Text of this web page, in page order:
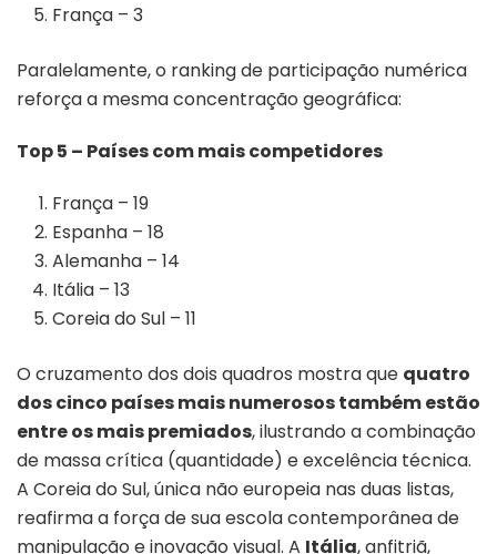
França – 3
Paralelamente, o ranking de participação numérica
reforça a mesma concentração geográfica:
Top 5 – Países com mais competidores
França – 19
Espanha – 18
Alemanha – 14
Itália – 13
Coreia do Sul – 11
O cruzamento dos dois quadros mostra que quatro
dos cinco países mais numerosos também estão
entre os mais premiados, ilustrando a combinação
de massa crítica (quantidade) e excelência técnica.
A Coreia do Sul, única não europeia nas duas listas,
reafirma a força de sua escola contemporânea de
manipulação e inovação visual. A Itália, anfitriã,